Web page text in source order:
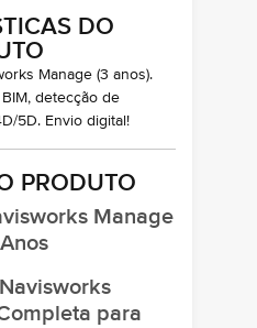
DO
Manage (3 anos).
detecção de
5D. Envio digital!
PRODUTO
Manage
para